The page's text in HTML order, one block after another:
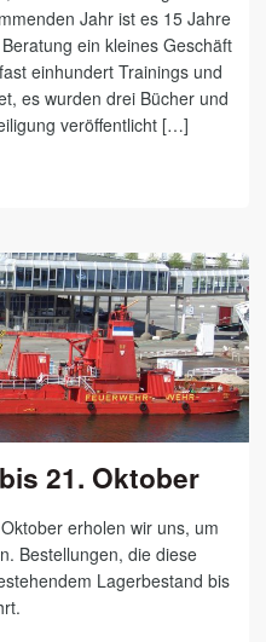
Jahr ist es 15 Jahre
ein kleines Geschäft
einhundert Trainings und
es wurden drei Bücher und
veröffentlicht […]
21. Oktober
erholen wir uns, um
Bestellungen, die diese
Lagerbestand bis